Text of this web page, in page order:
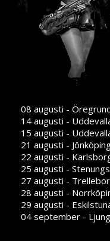
08 augusti -
14 augusti -
15 augusti -
21 augusti -
22 augusti -
25 augusti -
27 augusti -
28 augusti -
29 augusti -
04 september -